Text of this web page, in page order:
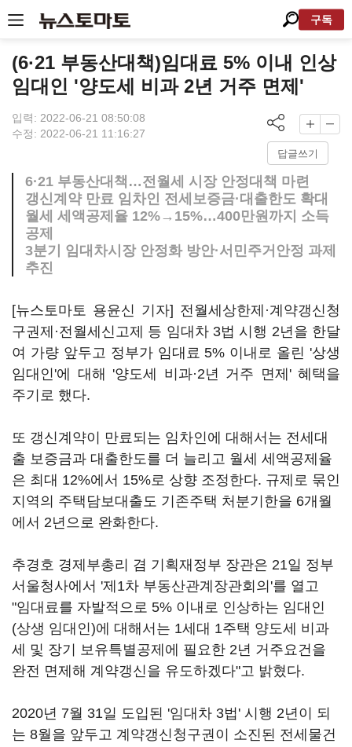
구독
(6·21 부동산대책)임대료 5% 이내 인상
임대인 '양도세 비과 2년 거주 면제'
입력: 2022-06-21 08:50:08
수정: 2022-06-21 11:16:27
답글쓰기
6·21 부동산대책…전월세 시장 안정대책 마련
갱신계약 만료 임차인 전세보증금·대출한도 확대
월세 세액공제율 12%→15%…400만원까지 소득
공제
3분기 임대차시장 안정화 방안·서민주거안정 과제
추진
[뉴스토마토 용윤신 기자] 전월세상한제·계약갱신청
구권제·전월세신고제 등 임대차 3법 시행 2년을 한달
여 가량 앞두고 정부가 임대료 5% 이내로 올린 '상생
임대인'에 대해 '양도세 비과·2년 거주 면제' 혜택을
주기로 했다.
또 갱신계약이 만료되는 임차인에 대해서는 전세대
출 보증금과 대출한도를 더 늘리고 월세 세액공제율
은 최대 12%에서 15%로 상향 조정한다. 규제로 묶인
지역의 주택담보대출도 기존주택 처분기한을 6개월
에서 2년으로 완화한다.
추경호 경제부총리 겸 기획재정부 장관은 21일 정부
서울청사에서 '제1차 부동산관계장관회의'를 열고
"임대료를 자발적으로 5% 이내로 인상하는 임대인
(상생 임대인)에 대해서는 1세대 1주택 양도세 비과
세 및 장기 보유특별공제에 필요한 2년 거주요건을
완전 면제해 계약갱신을 유도하겠다"고 밝혔다.
2020년 7월 31일 도입된 '임대차 3법' 시행 2년이 되
는 8월을 앞두고 계약갱신청구권이 소진된 전세물건